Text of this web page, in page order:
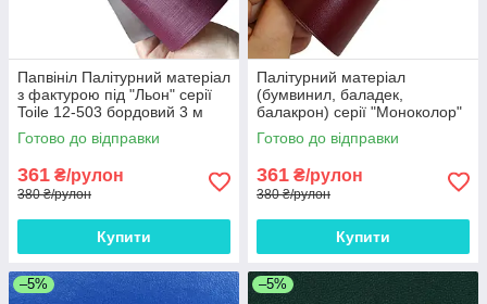
Папвініл Палітурний матеріал
з фактурою під "Льон" серії
Toile 12-503 бордовий 3 м
рулон
Готово до відправки
361 ₴/рулон
380 ₴/рулон
Купити
Палітурний матеріал
(бумвинил, баладек,
балакрон) серії "Моноколор"
Plano бордовий 15-504
Европа 3 м рулон
Готово до відправки
361 ₴/рулон
380 ₴/рулон
Купити
–5% –5%